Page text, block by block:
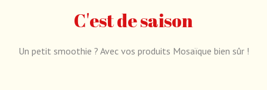
C'est de saison
Un petit smoothie ? Avec vos produits Mosaïque bien sûr !